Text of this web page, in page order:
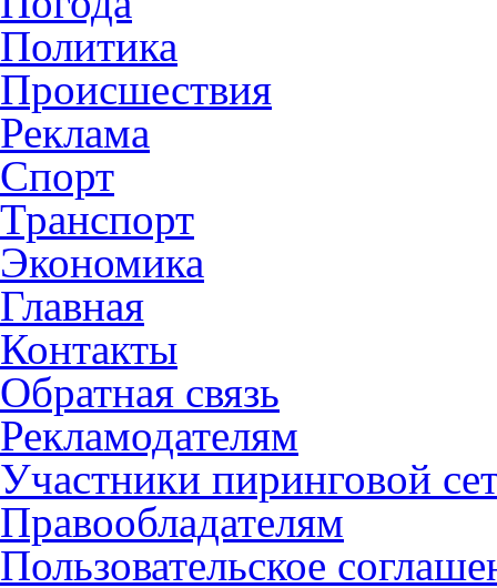
Политика
Происшествия
Реклама
Спорт
Транспорт
Экономика
Главная
Контакты
Обратная связь
Рекламодателям
Участники пиринговой
Правообладателям
Пользовательское